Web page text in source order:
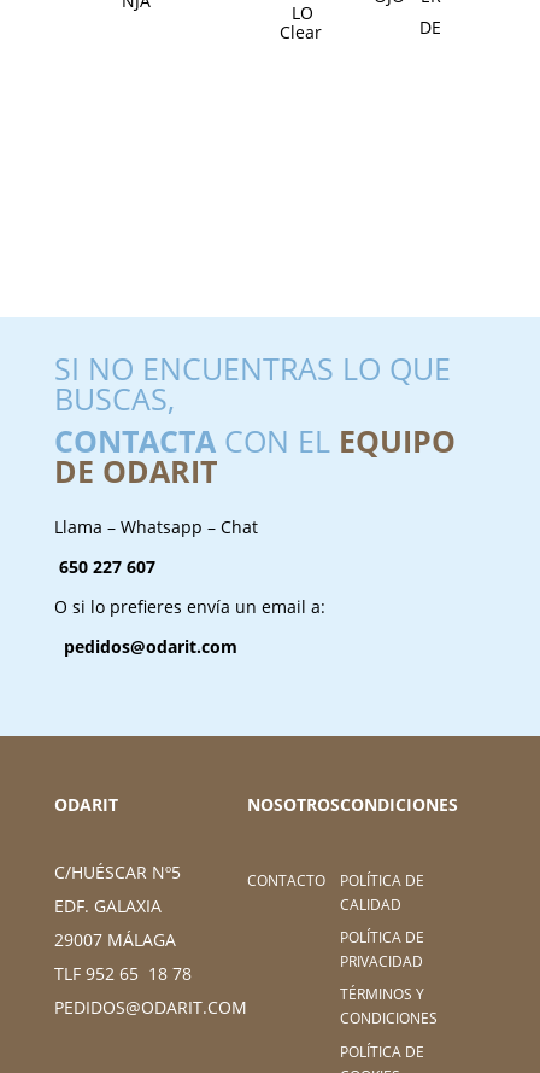
Clear
SI NO ENCUENTRAS LO QUE
BUSCAS,
CONTACTACON EL EQUIPO
DE ODARIT
Llama – Whatsapp – Chat
650 227 607
O si lo prefieres envía un email a:
pedidos@odarit.com
ODARIT
C/HUÉSCAR Nº5
EDF. GALAXIA
29007 MÁLAGA
TLF 952 65 18 78
PEDIDOS@ODARIT.COM
NOSOTROS
CONTACTO
CONDICIONES
POLÍTICA DE
CALIDAD
POLÍTICA DE
PRIVACIDAD
TÉRMINOS Y
CONDICIONES
POLÍTICA DE